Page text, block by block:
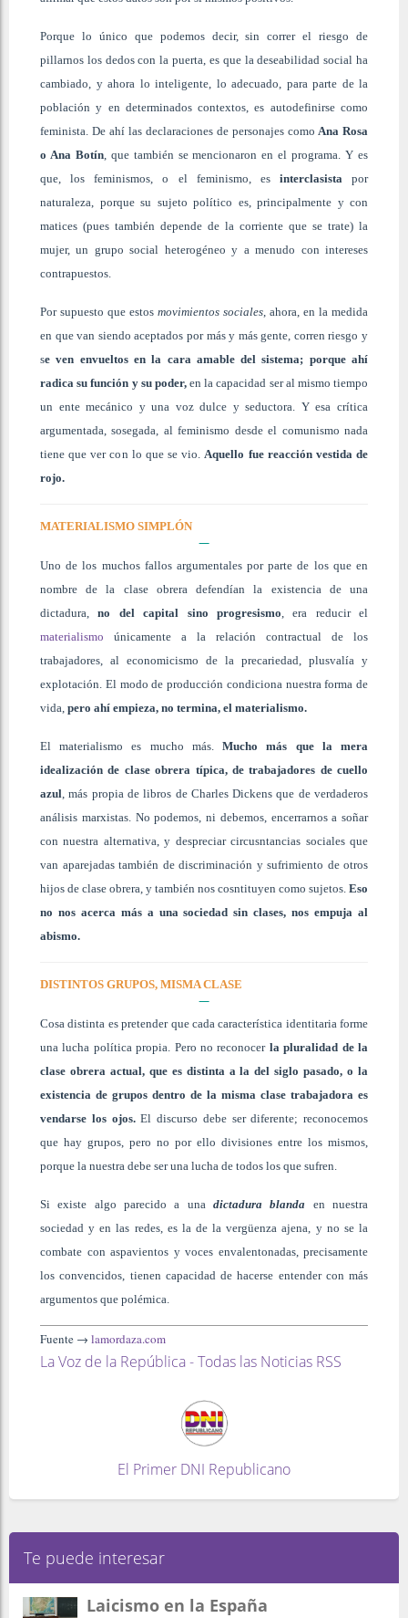
Porque lo único que podemos decir, sin correr el riesgo de
pillarnos los dedos con la puerta, es que la deseabilidad social ha
cambiado, y ahora lo inteligente, lo adecuado, para parte de la
población y en determinados contextos, es autodefinirse como
feminista. De ahí las declaraciones de personajes como Ana Rosa
o Ana Botín, que también se mencionaron en el programa. Y es
que, los feminismos, o el feminismo, es interclasista por
naturaleza, porque su sujeto político es, principalmente y con
matices (pues también depende de la corriente que se trate) la
mujer, un grupo social heterogéneo y a menudo con intereses
contrapuestos.
Por supuesto que estos movimientos sociales, ahora, en la medida
en que van siendo aceptados por más y más gente, corren riesgo y
se ven envueltos en la cara amable del sistema; porque ahí
radica su función y su poder,en la capacidad ser al mismo tiempo
un ente mecánico y una voz dulce y seductora. Y esa crítica
argumentada, sosegada, al feminismo desde el comunismo nada
tiene que ver con lo que se vio.Aquello fue reacción vestida de
rojo.
MATERIALISMO SIMPLÓN
Uno de los muchos fallos argumentales por parte de los que en
nombre de la clase obrera defendían la existencia de una
dictadura,no del capital sino progresismo, era reducir el
materialismo únicamente a la relación contractual de los
trabajadores, al economicismo de la precariedad, plusvalía y
explotación. El modo de producción condiciona nuestra forma de
vida, pero ahí empieza, no termina, el materialismo.
El materialismo es mucho más.Mucho más que la mera
idealización de clase obrera típica, de trabajadores de cuello
azul, más propia de libros de Charles Dickens que de verdaderos
análisis marxistas. No podemos, ni debemos, encerrarnos a soñar
con nuestra alternativa, y despreciar circusntancias sociales que
van aparejadas también de discriminación y sufrimiento de otros
hijos de clase obrera, y también nos cosntituyen como sujetos. Eso
no nos acerca más a una sociedad sin clases, nos empuja al
abismo.
DISTINTOS GRUPOS, MISMA CLASE
Cosa distinta es pretender que cada característica identitaria forme
una lucha política propia. Pero no reconocer la pluralidad de la
clase obrera actual, que es distinta a la del siglo pasado, o la
existencia de grupos dentro de la misma clase trabajadora es
vendarse los ojos.El discurso debe ser diferente; reconocemos
que hay grupos, pero no por ello divisiones entre los mismos,
porque la nuestra debe ser una lucha de todos los que sufren.
Si existe algo parecido a una dictadura blanda en nuestra
sociedad y en las redes, es la de la vergüenza ajena, y no se la
combate con aspavientos y voces envalentonadas, precisamente
los convencidos, tienen capacidad de hacerse entender con más
argumentos que polémica.
Fuente → lamordaza.com
La Voz de la República - Todas las Noticias RSS
El Primer DNI Republicano
Te puede interesar
Laicismo en la España